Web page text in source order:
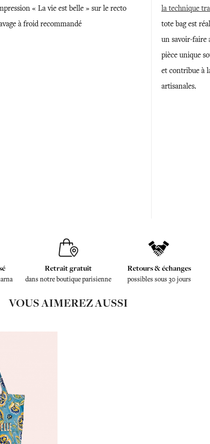
« La vie est belle » sur le recto
à froid recommandé
la technique
tote bag est
un savoir-faire
pièce unique
et contribue à
artisanales.
Retrait gratuit
dans notre boutique parisienne
Retours & échanges
possibles sous 30 jours
VOUS AIMEREZ AUSSI